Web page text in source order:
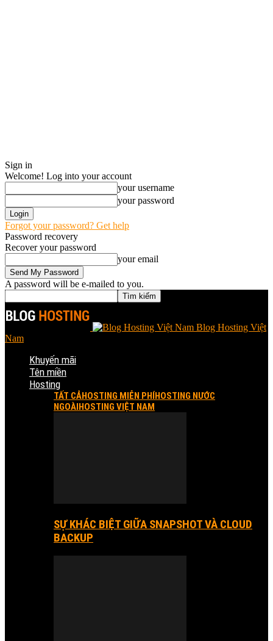
Sign in
Welcome! Log into your account
your username
your password
Forgot your password? Get help
Password recovery
Recover your password
your email
A password will be e-mailed to you.
Blog Hosting Việt
Nam
Khuyến mãi
Tên miền
Hosting
TẤT CẢHOSTING MIỄN PHÍHOSTING NƯỚC
NGOÀIHOSTING VIỆT NAM
SỰ KHÁC BIỆT GIỮA SNAPSHOT VÀ CLOUD
BACKUP